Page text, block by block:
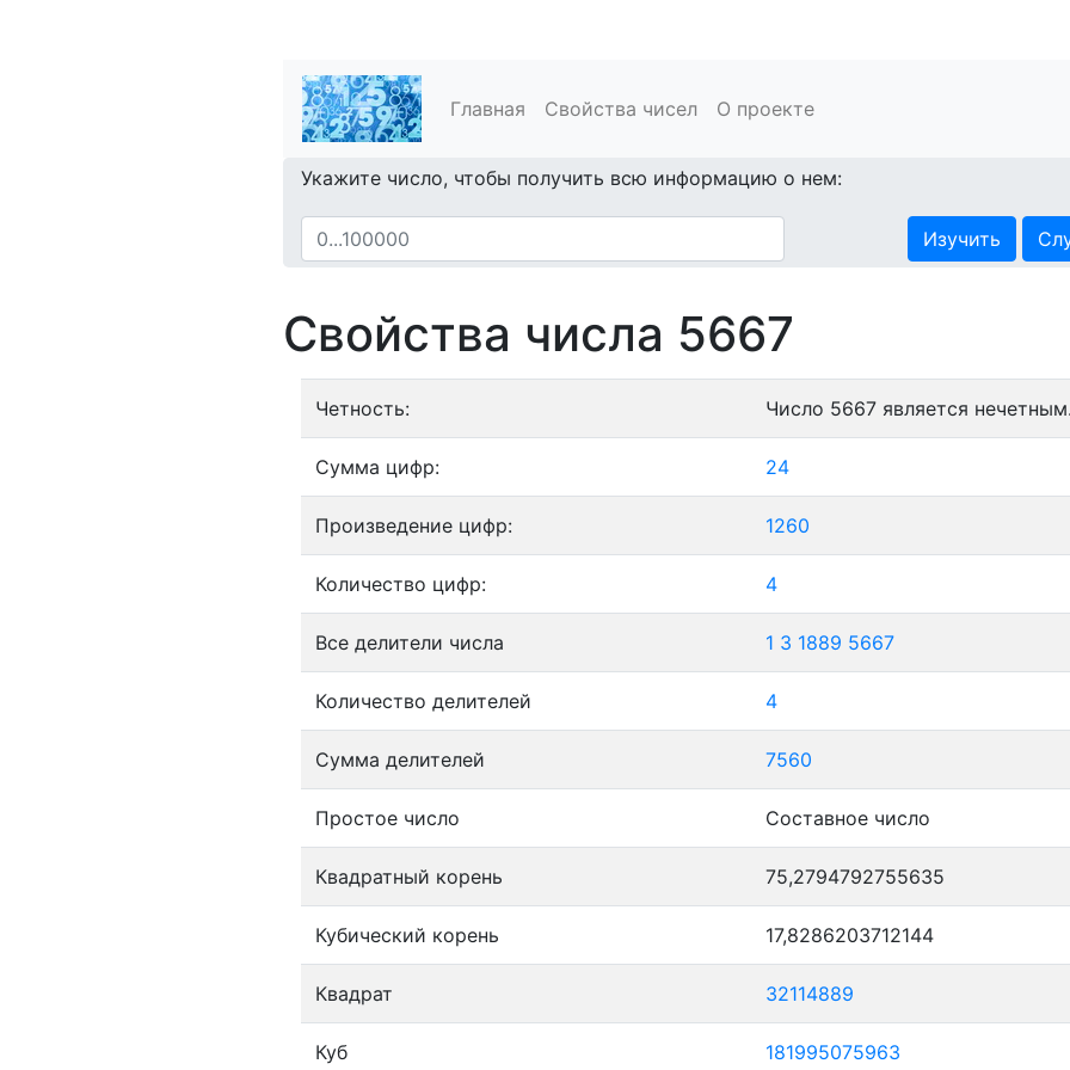
Главная Свойства чисел О проекте
Укажите число, чтобы получить всю информацию о нем:
Изучить
Свойства числа 5667
Четность: Число 5667 является нечетным.
Сумма цифр: 24
Произведение цифр: 1260
Количество цифр: 4
Все делители числа 1 3 1889 5667
Количество делителей 4
Сумма делителей 7560
Простое число Составное число
Квадратный корень 75,2794792755635
Кубический корень 17,8286203712144
Квадрат 32114889
Куб 181995075963